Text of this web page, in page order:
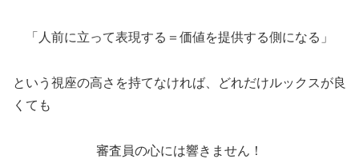
「人前に立って表現する＝価値を提供する側になる」
という視座の高さを持てなければ、どれだけルックスが良
くても
審査員の心には響きません！